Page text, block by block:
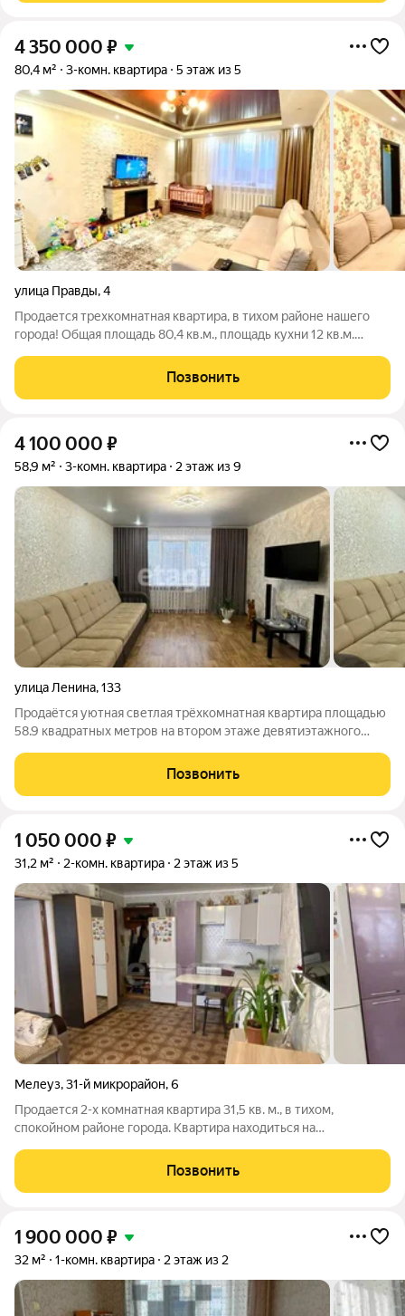
4 350 000 ₽
80,4 м² 3-комн. квартира 5 этаж из 5
улица Правды,4
Продается трехкомнатная квартира, в тихом районе нашего
города! Общая площадь 80,4 кв.м., площадь кухни 12 кв.м.
квартире сделан современный ремонт: потолки натяжные -
двухуровневые, окна -
Позвонить
4 100 000 ₽
58,9 м² 3-комн. квартира 2 этаж из 9
улица Ленина,133
Продаётся уютная светлая трёхкомнатная квартира площадью
58.9 квадратных метров на втором этаже девятиэтажного
город Мелеуз, ленина улица, дом 133 , располагается в районе
с развитой
Позвонить
1 050 000 ₽
31,2 м² 2-комн. квартира 2 этаж из 5
Мелеуз,31-й микрорайон,6
Продается 2-х комнатная квартира 31,5 кв. м., в тихом,
спокойном районе города. Квартира находиться на
Соседи спокойные, приличные. Входная дверь металлическая,
везде пластиковые окна, натяжной
Позвонить
1 900 000 ₽
32 м² 1-комн. квартира 2 этаж из 2